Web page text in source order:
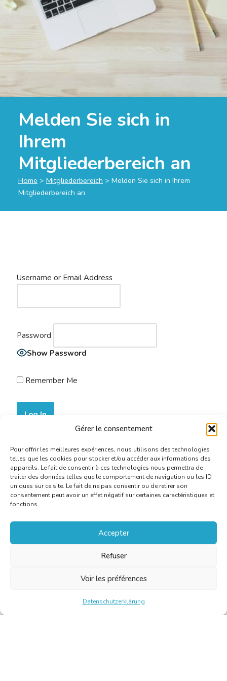
Gérer le consentement
Pour offrir les meilleures expériences, nous utilisons des technologies
telles que les cookies pour stocker et/ou accéder aux informations des
appareils. Le fait de consentir à ces technologies nous permettra de
traiter des données telles que le comportement de navigation ou les ID
uniques sur ce site. Le fait de ne pas consentir ou de retirer son
consentement peut avoir un effet négatif sur certaines caractéristiques et
fonctions.
Accepter
Refuser
Voir les préférences
Datenschutzerklärung
Melden Sie sich in
Ihrem
Mitgliederbereich an
Home > Mitgliederbereich > Melden Sie sich in Ihrem
Mitgliederbereich an
Username or Email Address
Password
Show Password
Remember Me
Join Now|Lost Password?